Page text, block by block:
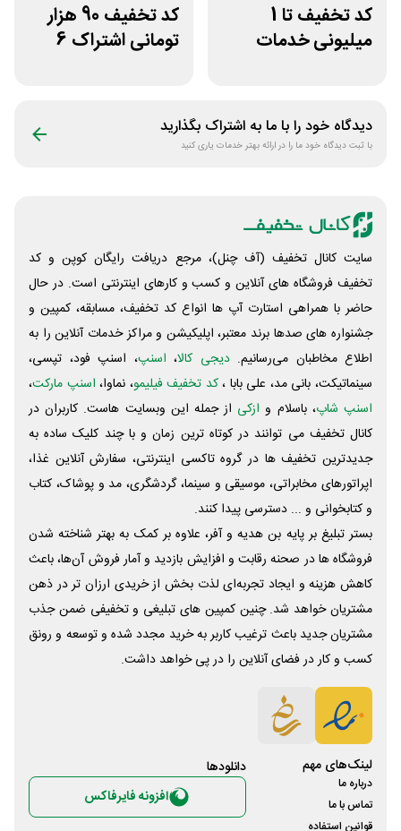
کد تخفیف تا 1
میلیونی خدمات
کد تخفیف 90 هزار
تومانی اشتراک 6
دیدگاه خود را با ما به اشتراک بگذارید
با ثبت دیدگاه خود ما را در ارائه بهتر خدمات یاری کنید
سایت کانال تخفیف (آف چنل)، مرجع دریافت رایگان کوپن و کد
تخفیف فروشگاه های آنلاین و کسب و‌ کارهای اینترنتی است. در حال
حاضر با همراهی استارت آپ ها انواع کد تخفیف، مسابقه، کمپین و
جشنواره های صدها برند معتبر، اپلیکیشن و مراکز خدمات آنلاین را به
اطلاع مخاطبان می‌رسانیم. دیجی کالا، اسنپ، اسنپ فود، تپسی،
سینماتیکت، بانی مد، علی‌ بابا ،کد تخفیف فیلیمو، نماوا، اسنپ مارکت،
اسنپ شاپ، باسلام و ازکی از جمله این وبسایت ‌هاست. کاربران در
کانال تخفیف می توانند در کوتاه ترین زمان و با چند کلیک ساده به
جدیدترین تخفیف ها در گروه تاکسی اینترنتی، سفارش آنلاین غذا،
اپراتورهای مخابراتی، موسیقی و سینما، گردشگری، مد و پوشاک، کتاب
و کتابخوانی و ... دسترسی پیدا کنند.
بستر تبلیغ بر پایه بن هدیه و آفر، علاوه بر کمک به بهتر شناخته شدن
فروشگاه ها در صحنه رقابت و افزایش بازدید و آمار فروش آن‌ها، باعث
کاهش هزینه و ایجاد تجربه‌ای لذت بخش از خریدی ارزان تر در ذهن
مشتریان خواهد شد. چنین کمپین های تبلیغی و تخفیفی ضمن جذب
مشتریان جدید باعث ترغیب کاربر به خرید مجدد شده و توسعه و رونق
کسب و کار در فضای آنلاین را در پی خواهد داشت.
لینک‌های مهم
درباره ما
تماس با ما
قوانین استفاده
دانلود‌ها
افزونه فایرفاکس